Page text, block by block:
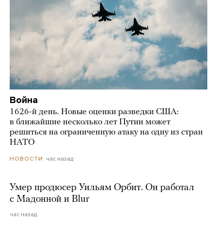
Война
1626-й день. Новые оценки разведки США:
в ближайшие несколько лет Путин может
решиться на ограниченную атаку на одну из стран
НАТО
НОВОСТИ час назад
Умер продюсер Уильям Орбит. Он работал
с Мадонной и Blur
час назад